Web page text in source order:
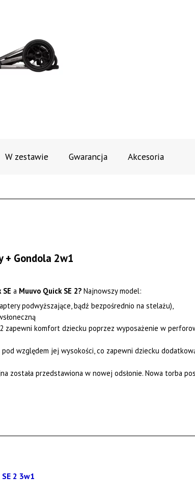
W zestawie Gwarancja Akcesoria
+ Gondola 2w1
a Muuvo Quick SE 2? Najnowszy model:
podwyższające, bądź bezpośrednio na stelażu),
zapewni komfort dziecku poprzez wyposażenie w
względem jej wysokości, co zapewni dziecku
została przedstawiona w nowej odsłonie. Nowa torba